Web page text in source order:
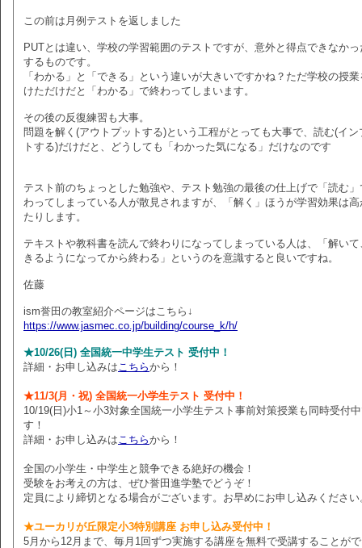
この前は月例テストを返しました
PUTとは違い、学校の学習範囲のテストですが、意外と得点できなかっ
するものです。
「わかる」と「できる」という違いが大きいですかね？ただ学校の授
けただけだと「わかる」で終わってしまいます。
その後の反復練習も大事。
問題を解く(アウトプットする)という工程がとっても大事で、読む(イン
トする)だけだと、どうしても「わかった気になる」だけなのです
テスト前のちょっとした勉強や、テスト勉強の最後の仕上げで「読む」
わってしまっている人が散見されますが、「解く」ほうが学習効果は高
たりします。
テキストや教科書を読んで終わりになってしまっている人は、「解いて
きるようになってから終わる」というのを意識すると良いですね。
佐藤
ism誉田の教室紹介ページはこちら↓
https://www.jasmec.co.jp/building/course_k/h/
★10/26(日) 全国統一中学生テスト 受付中！
詳細・お申し込みはこちらから！
★11/3(月・祝) 全国統一小学生テスト 受付中！
10/19(日)小1～小3対象全国統一小学生テスト事前対策授業も同時受付
す！
詳細・お申し込みはこちらから！
全国の小学生・中学生と競争できる絶好の機会！
受験をお考えの方は、ぜひ誉田進学塾でどうぞ！
定員により締切となる場合がございます。お早めにお申し込みください
★ユーカリが丘限定小3特別講座 お申し込み受付中！
5月から12月まで、毎月1回ずつ実施する講座を無料で受講することが